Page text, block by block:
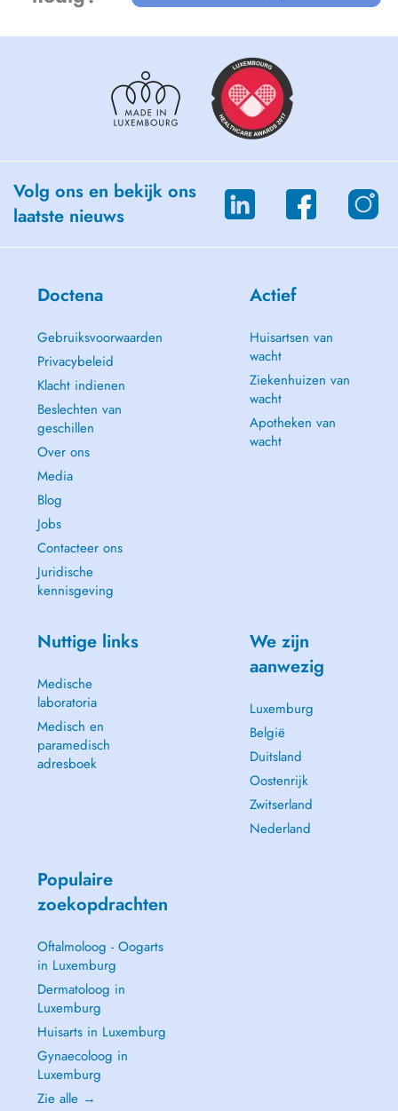
Volg ons en bekijk ons
laatste nieuws
Doctena
Gebruiksvoorwaarden
Privacybeleid
Klacht indienen
Beslechten van
geschillen
Over ons
Media
Blog
Jobs
Contacteer ons
Juridische
kennisgeving
Actief
Huisartsen van
wacht
Ziekenhuizen van
wacht
Apotheken van
wacht
Nuttige links
Medische
laboratoria
Medisch en
paramedisch
adresboek
We zijn
aanwezig
Luxemburg
België
Duitsland
Oostenrijk
Zwitserland
Nederland
Populaire
zoekopdrachten
Oftalmoloog - Oogarts
in Luxemburg
Dermatoloog in
Luxemburg
Huisarts in Luxemburg
Gynaecoloog in
Luxemburg
Zie alle →